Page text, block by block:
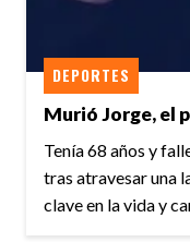
Murió Jorge, el
DEPORTES
Tenía 68 años y
tras atravesar una
clave en la vida y